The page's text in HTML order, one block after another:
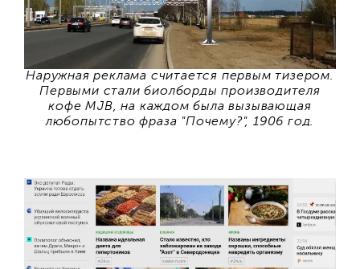
Наружная реклама считается первым тизером.
Первыми стали биолборды производителя
кофе MJB, на каждом была вызывающая
любопытство фраза "Почему?", 1906 год.